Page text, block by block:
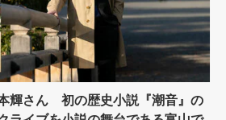
輝さん 初の歴史小説『潮音』の